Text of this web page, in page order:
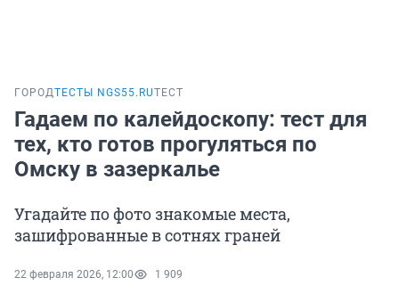
ГОРОДТЕСТЫ NGS55.RUТЕСТ
Гадаем по калейдоскопу: тест для
тех, кто готов прогуляться по
Омску в зазеркалье
Угадайте по фото знакомые места,
зашифрованные в сотнях граней
22 февраля 2026, 12:00 1 909